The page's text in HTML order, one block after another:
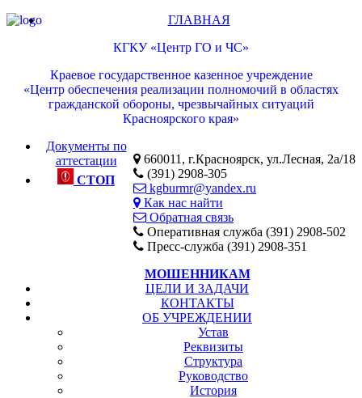
КГКУ «Центр ГО и ЧС»
Краевое государственное казенное учреждение
«Центр обеспечения реализации полномочий в областях
гражданской обороны, чрезвычайных ситуаций
Красноярского края»
660011, г.Красноярск, ул.Лесная, 2а/18
(391) 2908-305
kgburmr@yandex.ru
Как нас найти
Обратная связь
Оперативная служба (391) 2908-502
Пресс-служба (391) 2908-351
ГЛАВНАЯ
Документы по
аттестации
СТОП
МОШЕННИКАМ
ЦЕЛИ И ЗАДАЧИ
КОНТАКТЫ
ОБ УЧРЕЖДЕНИИ
Устав
Реквизиты
Структура
Руководство
История